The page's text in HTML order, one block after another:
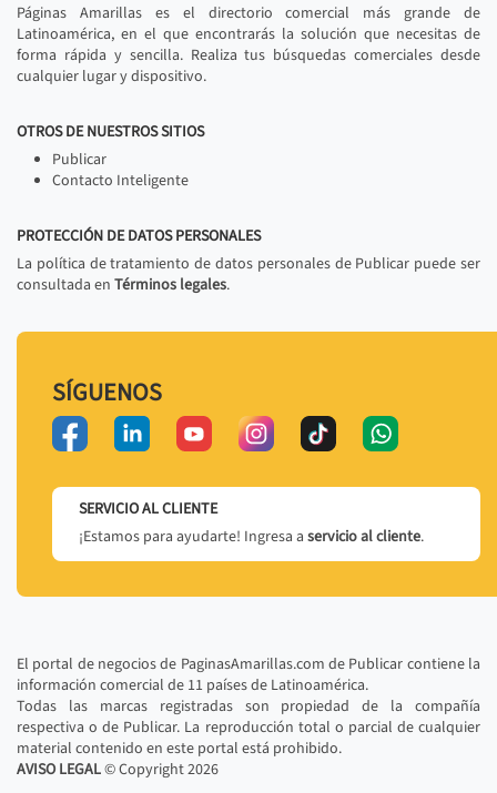
Páginas Amarillas es el directorio comercial más grande de
Latinoamérica, en el que encontrarás la solución que necesitas de
forma rápida y sencilla. Realiza tus búsquedas comerciales desde
cualquier lugar y dispositivo.
OTROS DE NUESTROS SITIOS
Publicar
Contacto Inteligente
PROTECCIÓN DE DATOS PERSONALES
La política de tratamiento de datos personales de Publicar puede ser
consultada en Términos legales.
SÍGUENOS
SERVICIO AL CLIENTE
¡Estamos para ayudarte! Ingresa a servicio al cliente.
El portal de negocios de PaginasAmarillas.com de Publicar contiene la
información comercial de 11 países de Latinoamérica.
Todas las marcas registradas son propiedad de la compañía
respectiva o de Publicar. La reproducción total o parcial de cualquier
material contenido en este portal está prohibido.
AVISO LEGAL© Copyright2026